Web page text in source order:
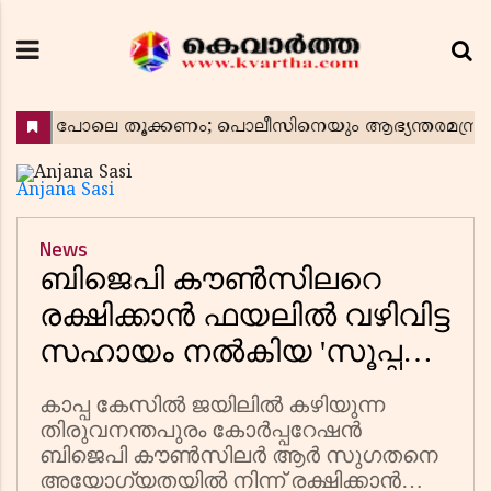
Anjana Sasi
News
ബിജെപി കൗൺസിലറെ
രക്ഷിക്കാൻ ഫയലിൽ വഴിവിട്ട
സഹായം നൽകിയ 'സൂപ്പർ
മന്ത്രിമാർ' ആര്?
കെഎഎസ്
ഉദ്യോഗസ്ഥയുടെ
കാപ്പ കേസിൽ ജയിലിൽ കഴിയുന്ന
തിരുവനന്തപുരം കോർപ്പറേഷൻ
ബിജെപി കൗൺസിലർ ആർ സുഗതനെ
അയോഗ്യതയിൽ നിന്ന് രക്ഷിക്കാൻ